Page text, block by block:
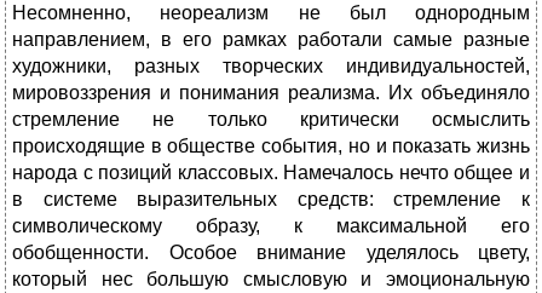
Несомненно, неореализм не был однородным
направлением, в его рамках рабо­тали самые разные
художники, разных творческих индивидуаль­ностей,
мировоззрения и понимания реализма. Их объединяло
стремление не только критически осмыслить
происходящие в обществе события, но и показать жизнь
народа с позиций классовых. Намечалось нечто общее и
в системе выразительных средств: стремление к
символическому образу, к максимальной его
обобщенности. Особое внимание уделялось цвету,
который нес большую смысловую и эмоциональную